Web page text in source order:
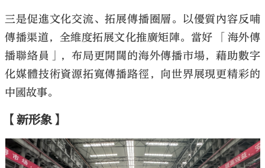
三是促進文化交流、拓展傳播圈層。以優質內容反哺
傳播渠道，全維度拓展文化推廣矩陣。當好 「海外傳
播聯絡員」，布局更開闊的海外傳播市場，藉助數字
化媒體技術資源拓寬傳播路徑，向世界展現更精彩的
中國故事。
【新形象】